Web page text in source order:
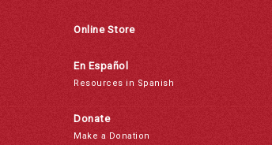
Online Store
En Español
Resources in Spanish
Donate
Make a Donation